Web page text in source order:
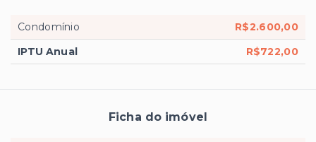
Condomínio
R$2.600,00
IPTU Anual
R$722,00
Ficha do imóvel